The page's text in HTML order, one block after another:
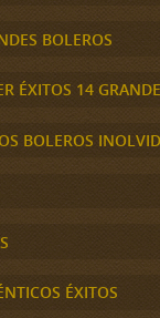
BOLEROS
ÉXITOS 14
BOLEROS
ÉXITOS